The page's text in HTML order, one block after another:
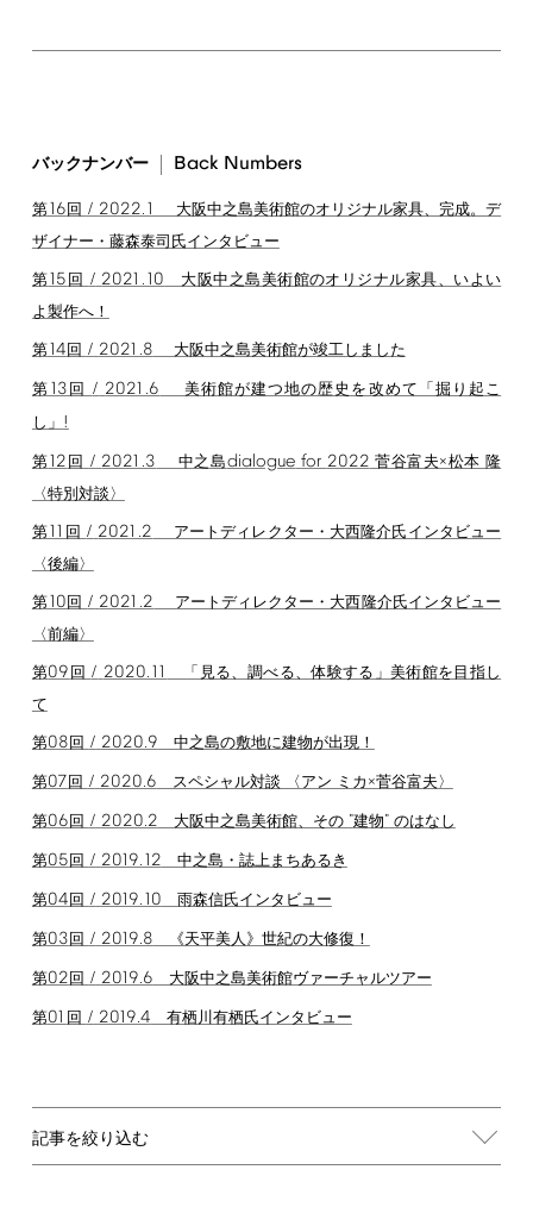
バックナンバー Back Numbers
第16 回 / 2022.1
大阪中之島美術館のオリジナル家具、完成。デ
ザイナー・藤森泰司氏インタビュー
第15 回 / 2021.10 大阪中之島美術館のオリジナル家具、いよい
よ製作へ！
第14 回 / 2021.8 大阪中之島美術館が竣工しました
第 13 回 / 2021.6 美術館が建つ地の歴史を改めて「掘り起こ
し」 !
第12 回 / 2021.3 中之島dialogue for 2022 菅谷富夫×松本 隆
〈特別対談〉
第11 回 / 2021.2 アートディレクター・大西隆介氏インタビュー
〈後編〉
第10 回 / 2021.2 アートディレクター・大西隆介氏インタビュー
〈前編〉
第09 回 / 2020.11
「見る、調べる、体験する」美術館を目指し
て
第08 回 / 2020.9 中之島の敷地に建物が出現！
第07 回 / 2020.6 スペシャル対談 〈アン ミカ×菅谷富夫〉
第06 回 / 2020.2 大阪中之島美術館、その "建物"のはなし
第05 回 / 2019.12 中之島・誌上まちあるき
第04 回 / 2019.10 雨森信氏インタビュー
第03 回 / 2019.8 《天平美人》世紀の大修復！
第02 回 / 2019.6 大阪中之島美術館ヴァーチャルツアー
第01 回 / 2019.4 有栖川有栖氏インタビュー
記事を絞り込む